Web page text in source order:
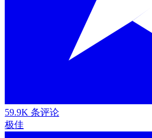
59.9K 条评论
极佳